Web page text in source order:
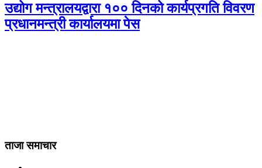
उद्योग मन्त्रालयद्वारा १०० दिनको कार्यप्रगति विवरण
प्रधानमन्त्री कार्यालयमा पेस
ताजा समाचार